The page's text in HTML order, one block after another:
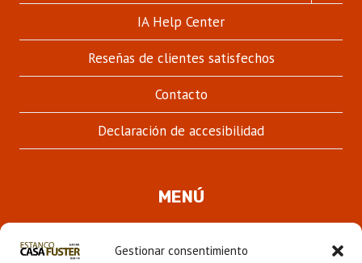
Gestionar consentimiento
IA Help Center
Reseñas de clientes satisfechos
Contacto
Declaración de accesibilidad
MENÚ